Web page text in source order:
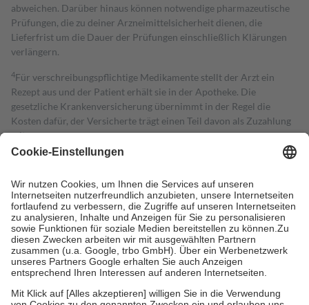
abweichen. Darüber hinaus können notwendige pharmazeutische
Prüfungen, die zu deiner Arzneimittelsicherheit dienen, die
Lieferfrist um die Dauer der Prüfungen einschließlich Klärungen
verlängern.
4Für verschreibungspflichtige Medikamente stellt der Arzt ein
Rezept aus und der Patient erhält sie in der Apotheke. Die
gesetzliche Krankenversicherung übernimmt in der Regel die
Kosten dafür, der Versicherte trägt einen Teil davon als Zuzahlung
mit.
Grundsätzlich leisten Mitglieder Zuzahlungen in Höhe von zehn
höchstens zehn Euro.
Es sind jedoch nie mehr als die tatsächlichen
Kosten der Leistung zu entrichten.
Diese Regeln gelten grundsätzlich auch für Online-Apotheken.
Bei Heilmitteln und häuslicher Krankenpflege beträgt die
Zuzahlung zehn Prozent der Kosten sowie zehn Euro je
Verordnung.
Um das Engagement der Versicherten für ihre eigene Gesundheit zu
stärken und die besondere Stellung der Familie zu unterstützen,
fallenkeine Zuzahlungenan bei: